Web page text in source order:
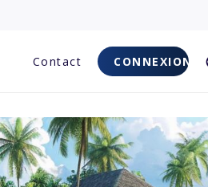
Contact CONNEXION